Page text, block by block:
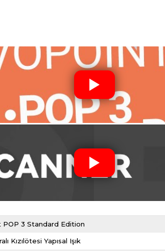
POP 3 Standard Edition
Kızılötesi Yapısal Işık